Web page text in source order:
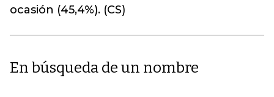
ocasión (45,4%). (CS)
En búsqueda de un nombre